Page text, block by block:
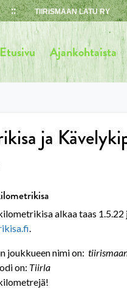
TIIRISMAAN LATU RY
Etusivu Ajankohtaista
ja
alkaa taas
.
joukkueen nimi on:
on: Tiirla